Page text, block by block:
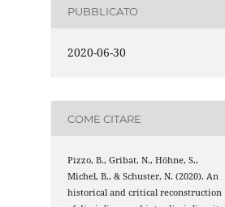
PUBBLICATO
2020-06-30
COME CITARE
Pizzo, B., Gribat, N., Höhne, S.,
Michel, B., & Schuster, N. (2020). An
historical and critical reconstruction